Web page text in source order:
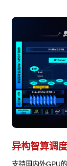
异构智算调
支持国内外GPU